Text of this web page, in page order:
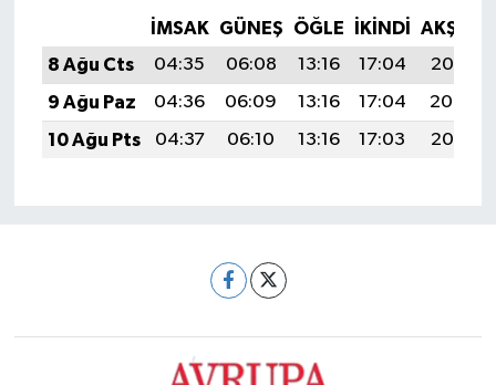
İMSAK GÜNEŞ ÖĞLE İKINDI
AKŞAM
8 Ağu Cts
04:35 06:08 13:16 17:04
20:15
9 Ağu Paz
04:36 06:09 13:16 17:04
20:14
10 Ağu Pts
04:37 06:10 13:16 17:03 20:13